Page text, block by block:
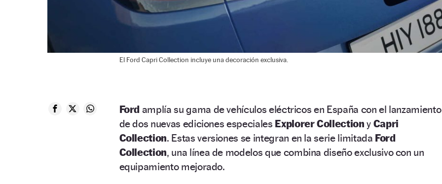
El Ford Capri Collection incluye una decoración exclusiva.
Ford amplía su gama de vehículos eléctricos en España con el lanzamiento
de dos nuevas ediciones especiales Explorer Collection y Capri
Collection. Estas versiones se integran en la serie limitada Ford
Collection, una línea de modelos que combina diseño exclusivo con un
equipamiento mejorado.